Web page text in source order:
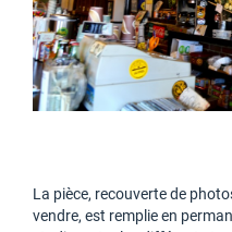
La pièce, recouverte de
vendre, est remplie en